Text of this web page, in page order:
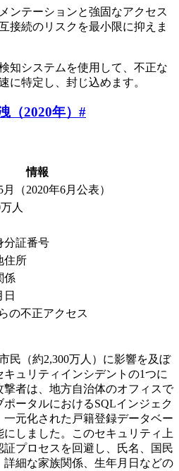
ンテーションと強固なアクセス
接続のリスクを最小限に抑えま
知システムを使用して、不正な
に特定し、封じ込めます。
（2020年） #
情報
月（2020年6月公表）
人
分証番号
住所
係
日
の不正アクセス
民（約2,300万人）に影響を及ぼ
ュリティインシデントの1つに
者は、地方自治体のオフィスで
ータルにおけるSQLインジェク
元化された戸籍登録データベー
しました。このセキュリティ上
プロセスを回避し、氏名、国民
細な家族関係、生年月日などの